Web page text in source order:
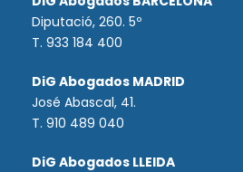
Diputació, 260. 5º
T. 933 184 400
DiG Abogados MADRID
José Abascal, 41.
T. 910 489 040
DiG Abogados LLEIDA